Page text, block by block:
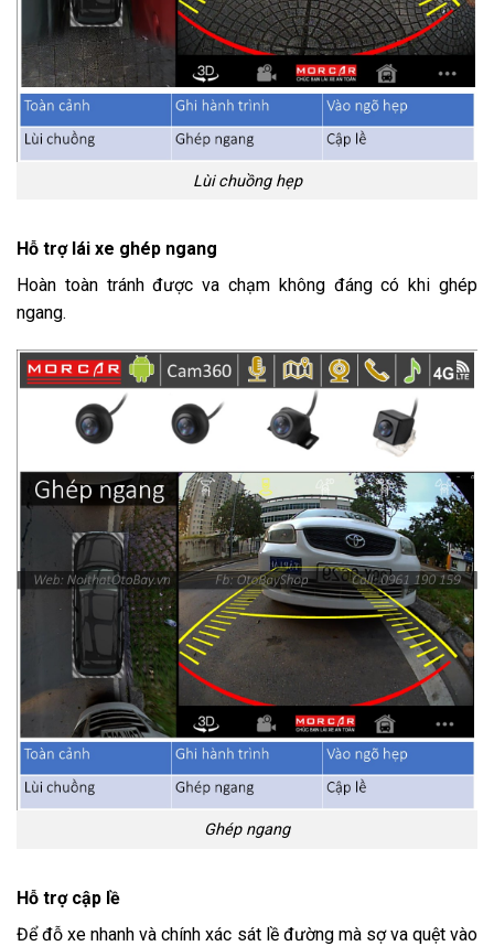
Lùi chuồng hẹp
Hỗ trợ lái xe ghép ngang
Hoàn toàn tránh được va chạm không đáng có khi ghép
ngang.
Ghép ngang
Hỗ trợ cập lề
Để đỗ xe nhanh và chính xác sát lề đường mà sợ va quệt vào